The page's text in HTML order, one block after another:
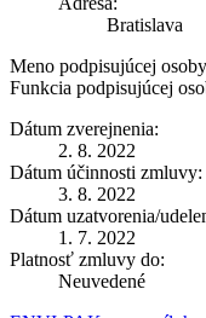
Bratislava
Meno podpisujúcej
Funkcia podpisujúcej
Dátum zverejnenia:
2. 8. 2022
Dátum účinnosti zmluvy:
3. 8. 2022
Dátum uzatvorenia/
1. 7. 2022
Platnosť zmluvy do:
Neuvedené